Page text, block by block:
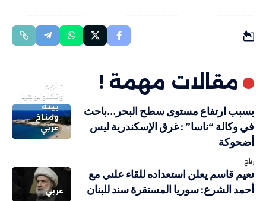
مقالات مهمة !
علوم
وتكنولوجيا
بيئة
ومناخ
عربي
بسبب ارتفاع مستوى سطح البحر…باحث
في وكالة “ناسا” : غرق الإسكندرية ليس
أضحوكة
رباح
عربي
نعيم قاسم يعلن استعداده للقاء علني مع
أحمد الشرع: سوريا المستقرة سند للبنان